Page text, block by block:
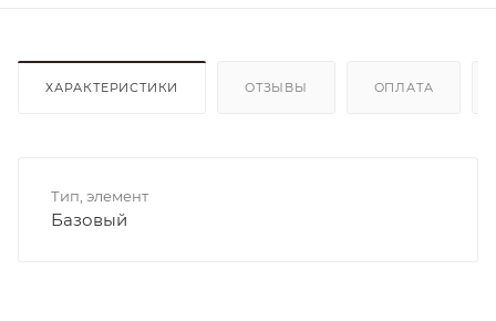
ХАРАКТЕРИСТИКИ ОТЗЫВЫ ОПЛАТА
Тип, элемент
Базовый